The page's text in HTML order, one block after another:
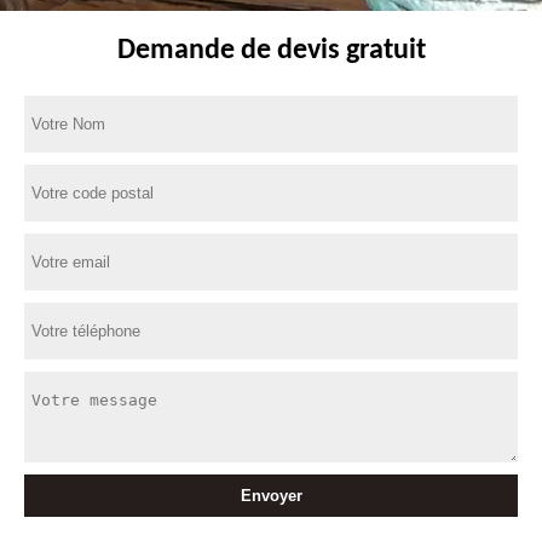
Demande de devis gratuit